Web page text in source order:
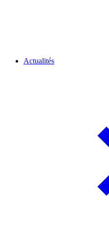
Actualités